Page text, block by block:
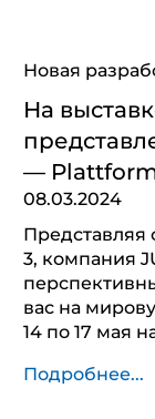
Новая
На
—
08.03.2024
Представляя
3, компания
вас на
14 по 17 мая
Подробнее...